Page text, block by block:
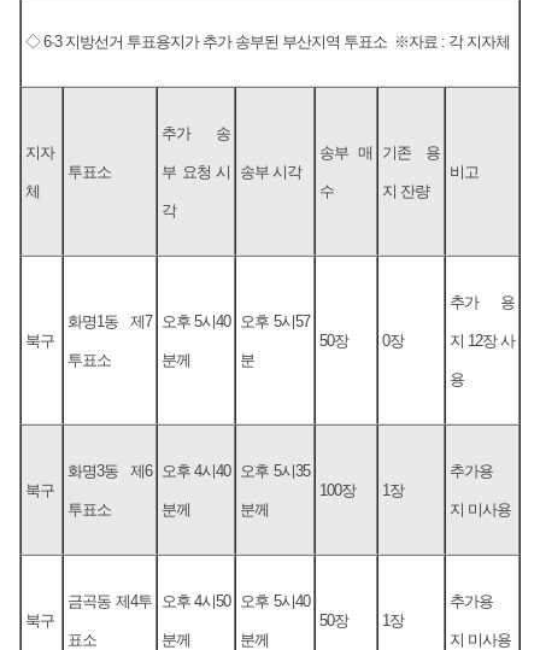
◇ 6·3 지방선거 투표용지가 추가 송부된 부산지역 투표소 ※자료 : 각 지자체
지자
체
투표소
추가 송
부 요청 시
각
송부 시각
송부 매
수
기존 용
지 잔량
비고
북구
화명1동 제7
투표소
오후 5시40
분께
오후 5시57
분
50장 0장
추가 용
지 12장 사
용
북구
화명3동 제6
투표소
오후 4시40
분께
오후 5시35
분께
100장 1장
추가용
지 미사용
북구
금곡동 제4투
표소
오후 4시50
분께
오후 5시40
분께
50장 1장
추가용
지 미사용